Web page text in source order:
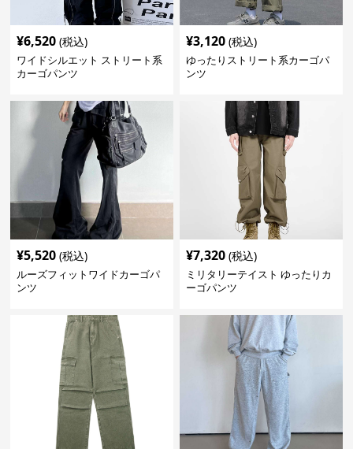
¥6,520 (税込)
ワイドシルエット ストリート系
カーゴパンツ
¥3,120 (税込)
ゆったりストリート系カーゴパ
ンツ
¥5,520 (税込)
ルーズフィットワイドカーゴパ
ンツ
¥7,320 (税込)
ミリタリーテイスト ゆったりカ
ーゴパンツ